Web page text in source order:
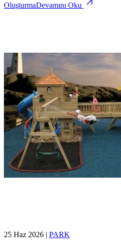
OluşturmaDevamını Oku
25 Haz 2026 | PARK